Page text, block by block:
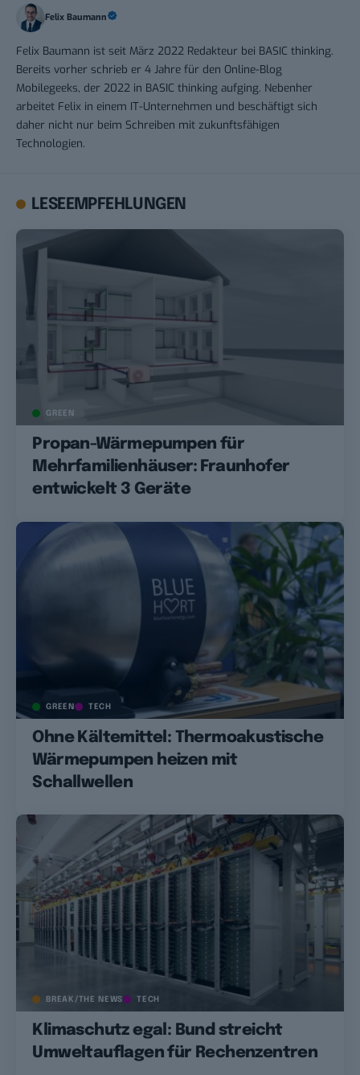
Felix Baumann
Felix Baumann ist seit März 2022 Redakteur bei BASIC thinking.
Bereits vorher schrieb er 4 Jahre für den Online-Blog
Mobilegeeks, der 2022 in BASIC thinking aufging. Nebenher
arbeitet Felix in einem IT-Unternehmen und beschäftigt sich
daher nicht nur beim Schreiben mit zukunftsfähigen
Technologien.
LESEEMPFEHLUNGEN
GREEN
Propan-Wärmepumpen für
Mehrfamilienhäuser: Fraunhofer
entwickelt 3 Geräte
GREEN TECH
Ohne Kältemittel: Thermoakustische
Wärmepumpen heizen mit
Schallwellen
BREAK/THE NEWS TECH
Klimaschutz egal: Bund streicht
Umweltauflagen für Rechenzentren